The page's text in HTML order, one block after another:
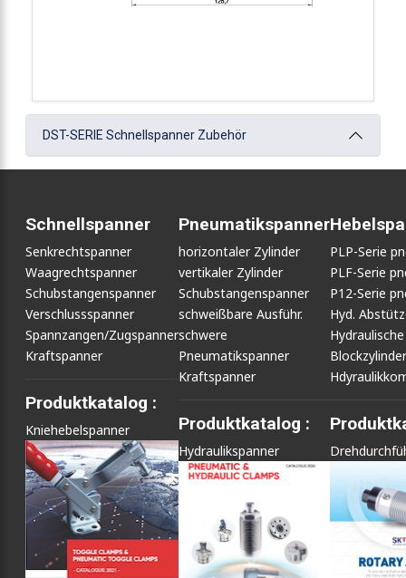
DST-SERIE Schnellspanner Zubehör
Schnellspanner
Senkrechtspanner
Waagrechtspanner
Schubstangenspanner
Verschlussspanner
Spannzangen/Zugspanner
Kraftspanner
Produktkatalog :
Kniehebelspanner
Pneumatikspanner
horizontaler Zylinder
vertikaler Zylinder
Schubstangenspanner
schweißbare Ausführ.
schwere
Pneumatikspanner
Kraftspanner
Produktkatalog :
Hydraulikspanner
PLP-Serie
PLF-Serie
P12-Serie
Hyd.
Hydraulische
Blockzylinder